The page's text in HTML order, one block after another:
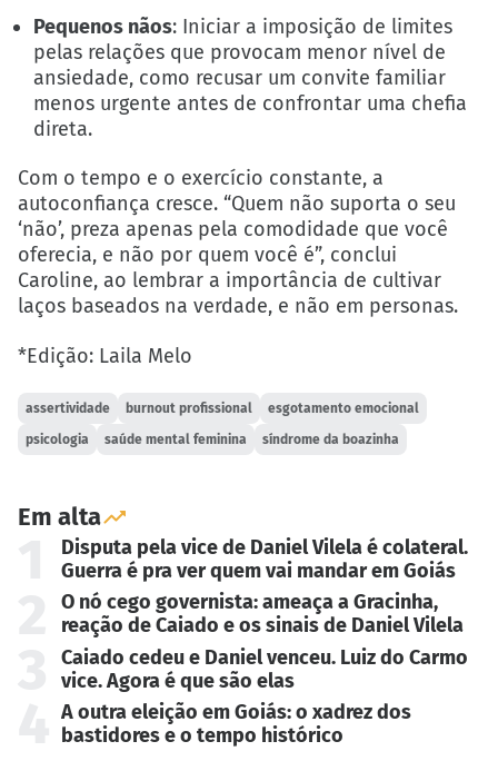
Pequenos nãos: Iniciar a imposição de limites
pelas relações que provocam menor nível de
ansiedade, como recusar um convite familiar
menos urgente antes de confrontar uma chefia
direta.
Com o tempo e o exercício constante, a
autoconfiança cresce. “Quem não suporta o seu
‘não’, preza apenas pela comodidade que você
oferecia, e não por quem você é”, conclui
Caroline, ao lembrar a importância de cultivar
laços baseados na verdade, e não em personas.
*Edição: Laila Melo
assertividade burnout profissional esgotamento emocional
psicologia saúde mental feminina síndrome da boazinha
Em alta
Disputa pela vice de Daniel Vilela é colateral.
Guerra é pra ver quem vai mandar em Goiás
O nó cego governista: ameaça a Gracinha,
reação de Caiado e os sinais de Daniel Vilela
Caiado cedeu e Daniel venceu. Luiz do Carmo
vice. Agora é que são elas
A outra eleição em Goiás: o xadrez dos
bastidores e o tempo histórico